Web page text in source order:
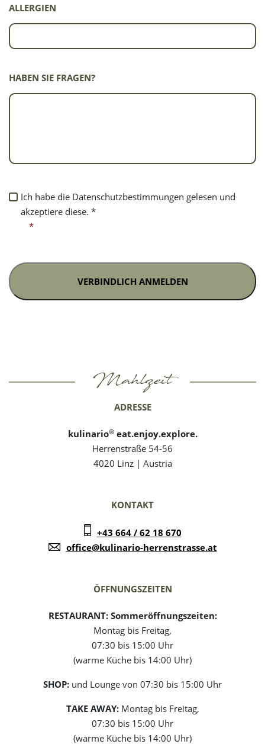
ALLERGIEN
HABEN SIE FRAGEN?
ICH
HABE
DIE
DATENSCHUTZBESTIMMUNGEN
AKZEPTIERE
DIESE.
*
Ich habe die Datenschutzbestimmungen gelesen und
akzeptiere diese. *
*
Mahlzeit
ADRESSE
kulinario®eat.enjoy.explore.
Herrenstraße 54-56
4020 Linz | Austria
KONTAKT
+43 664 / 62 18 670
office@kulinario-herrenstrasse.at
ÖFFNUNGSZEITEN
RESTAURANT: Sommeröffnungszeiten:
Montag bis Freitag,
07:30 bis 15:00 Uhr
(warme Küche bis 14:00 Uhr)
SHOP: und Lounge von 07:30 bis 15:00 Uhr
TAKE AWAY:Montag bis Freitag,
07:30 bis 15:00 Uhr
(warme Küche bis 14:00 Uhr)